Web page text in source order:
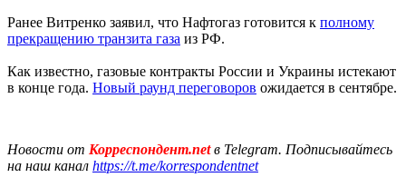
Ранее Витренко заявил, что Нафтогаз готовится к полному
прекращению транзита газа из РФ.
Как известно, газовые контракты России и Украины истекают
в конце года. Новый раунд переговоров ожидается в сентябре.
Новости от Корреспондент.netв Telegram. Подписывайтесь
на наш канал https://t.me/korrespondentnet